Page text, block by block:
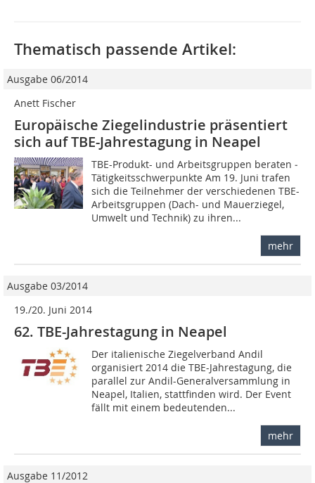
Thematisch passende Artikel:
Ausgabe 06/2014
Anett Fischer
Europäische Ziegelindustrie präsentiert
sich auf TBE-Jahrestagung in Neapel
TBE-Produkt- und Arbeitsgruppen beraten ­
Tätigkeitsschwerpunkte Am 19. Juni trafen
sich die Teilnehmer der verschiedenen TBE-
Arbeitsgruppen (Dach- und Mauerziegel,
Umwelt und Technik) zu ihren...
mehr
Ausgabe 03/2014
19./20. Juni 2014
62. TBE-Jahrestagung in Neapel
Der italienische Ziegelverband Andil
organisiert 2014 die TBE-Jahres­tagung, die
parallel zur Andil-Generalversammlung in
Neapel, Italien, statt­finden wird. Der Event
fällt mit einem bedeutenden...
mehr
Ausgabe 11/2012